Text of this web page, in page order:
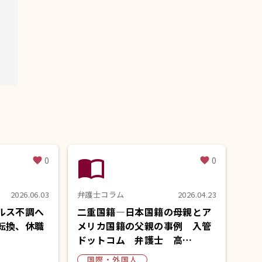
favorite 0
2026.06.03
ス不調へ
換、休職
import_contacts favorite 0
弁護士コラム 2026.04.23
二重国籍―日本国籍の母親とア
メリカ国籍の父親の事例 入管
ドットコム 弁護士 高…
国際・外国人